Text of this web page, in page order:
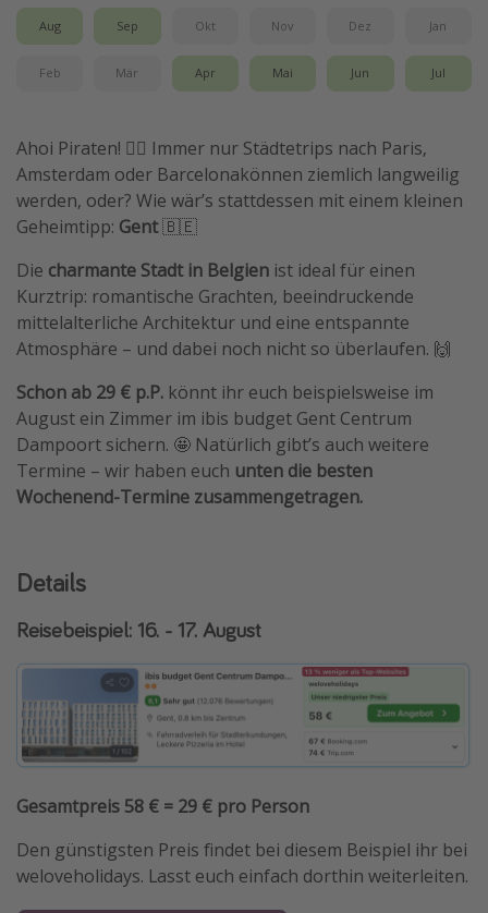
Hotels in Amsterdam
Hotels am Achensee
Reise Journal
Familienurlaub in der Türkei
Rundreisen in Thailand
Bahnreisen in der Schweiz
Reisepassfreie Reiseziele
Travel Know How
Last Minute Urlaub Mallorca
Last Minute Urlaub Deutschland
Aug Sep Okt Nov Dez Jan
Feb Mär Apr Mai Jun Jul
Ahoi Piraten! 🏴‍☠️ Immer nur Städtetrips nach Paris,
Amsterdam oder Barcelonakönnen ziemlich langweilig
werden, oder? Wie wär’s stattdessen mit einem kleinen
Geheimtipp: Gent🇧🇪
Die charmante Stadt in Belgien ist ideal für einen
Kurztrip: romantische Grachten, beeindruckende
mittelalterliche Architektur und eine entspannte
Atmosphäre – und dabei noch nicht so überlaufen. 🙌
Schon ab 29 € p.P. könnt ihr euch beispielsweise im
August ein Zimmer im ibis budget Gent Centrum
Dampoort sichern. 🤩 Natürlich gibt’s auch weitere
Termine – wir haben euch unten die besten
Wochenend-Termine zusammengetragen.
Details
Reisebeispiel: 16. - 17. August
Gesamtpreis 58 € = 29 € pro Person
Den günstigsten Preis findet bei diesem Beispiel ihr bei
weloveholidays. Lasst euch einfach dorthin weiterleiten.